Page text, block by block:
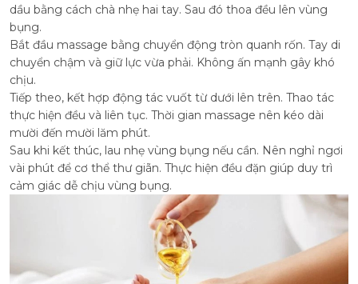
dầu bằng cách chà nhẹ hai tay. Sau đó thoa đều lên vùng
bụng.
Bắt đầu massage bằng chuyển động tròn quanh rốn. Tay di
chuyển chậm và giữ lực vừa phải. Không ấn mạnh gây khó
chịu.
Tiếp theo, kết hợp động tác vuốt từ dưới lên trên. Thao tác
thực hiện đều và liên tục. Thời gian massage nên kéo dài
mười đến mười lăm phút.
Sau khi kết thúc, lau nhẹ vùng bụng nếu cần. Nên nghỉ ngơi
vài phút để cơ thể thư giãn. Thực hiện đều đặn giúp duy trì
cảm giác dễ chịu vùng bụng.